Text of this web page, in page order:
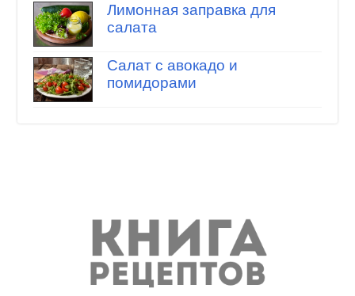
Лимонная заправка для
салата
Салат с авокадо и
помидорами